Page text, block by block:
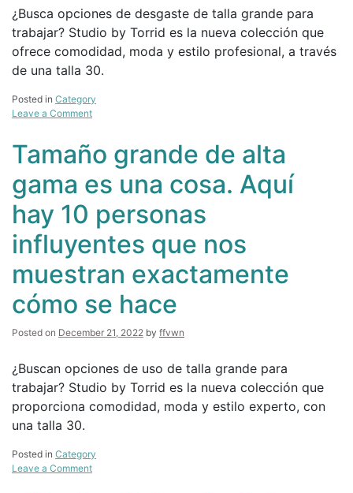
en
la
casa
¿Busca opciones de desgaste de talla grande para
trabajar? Studio by Torrid es la nueva colección que
ofrece comodidad, moda y estilo profesional, a través
de una talla 30.
Posted in Category
Leave a Commenton
viaje
Milán
con
Marina
Rinaldi
Tamaño grande de alta
gama es una cosa. Aquí
hay 10 personas
influyentes que nos
muestran exactamente
cómo se hace
Posted on December 21, 2022 by ffvwn
¿Buscan opciones de uso de talla grande para
trabajar? Studio by Torrid es la nueva colección que
proporciona comodidad, moda y estilo experto, con
una talla 30.
Posted in Category
Leave a Commenton